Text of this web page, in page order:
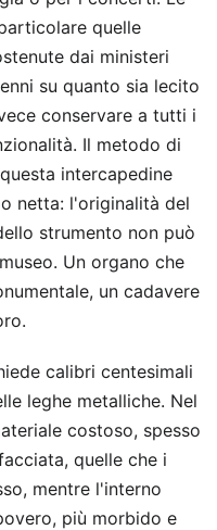
quelle
dai ministeri
su quanto sia lecito
conservare a tutti i
Il metodo di
intercapedine
netta: l'originalità del
strumento non può
Un organo che
un cadavere
calibri centesimali
leghe metalliche. Nel
costoso, spesso
quelle che i
mentre l'interno
più morbido e